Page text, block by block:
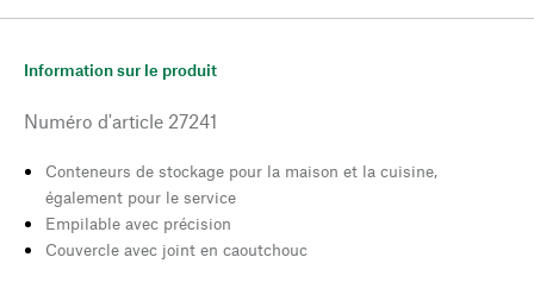
Information sur le produit
Numéro d'article 27241
Conteneurs de stockage pour la maison et la cuisine,
également pour le service
Empilable avec précision
Couvercle avec joint en caoutchouc